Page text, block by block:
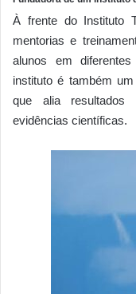
À frente do Instituto
mentorias e
alunos em
instituto é também
que alia resultados
evidências científicas.